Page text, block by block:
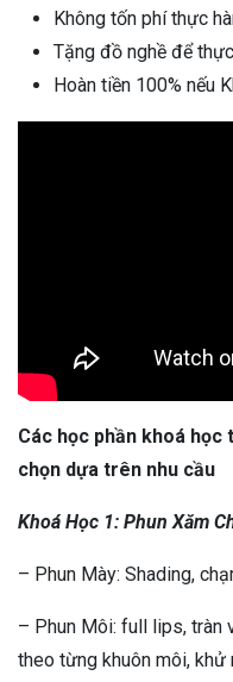
Không tốn phí thực
Tặng đồ nghề để
Hoàn tiền 100% nếu
Các học phần khoá học
chọn dựa trên nhu cầu
Khoá Học 1: Phun Xăm
– Phun Mày: Shading,
– Phun Môi: full lips, tràn
theo từng khuôn môi, khử